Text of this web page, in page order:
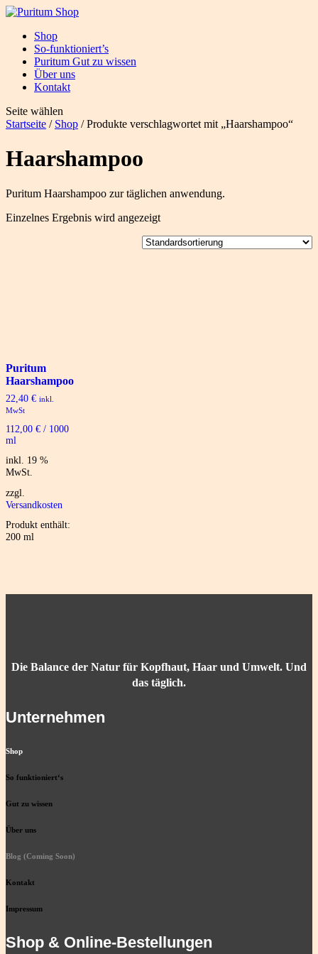
Shop
So-funktioniert’s
Puritum Gut zu wissen
Über uns
Kontakt
Seite wählen
Startseite / Shop / Produkte verschlagwortet mit „Haarshampoo“
Haarshampoo
Puritum Haarshampoo zur täglichen anwendung.
Einzelnes Ergebnis wird angezeigt
Puritum
Haarshampoo
22,40 € inkl.
MwSt
112,00 € / 1000
ml
inkl. 19 %
MwSt.
zzgl.
Versandkosten
Produkt enthält:
200 ml
Die Balance der Natur für Kopfhaut, Haar und Umwelt. Und
das täglich.
Unternehmen
Shop
So funktioniert‘s
Gut zu wissen
Über uns
Blog (Coming Soon)
Kontakt
Impressum
Shop & Online-Bestellungen